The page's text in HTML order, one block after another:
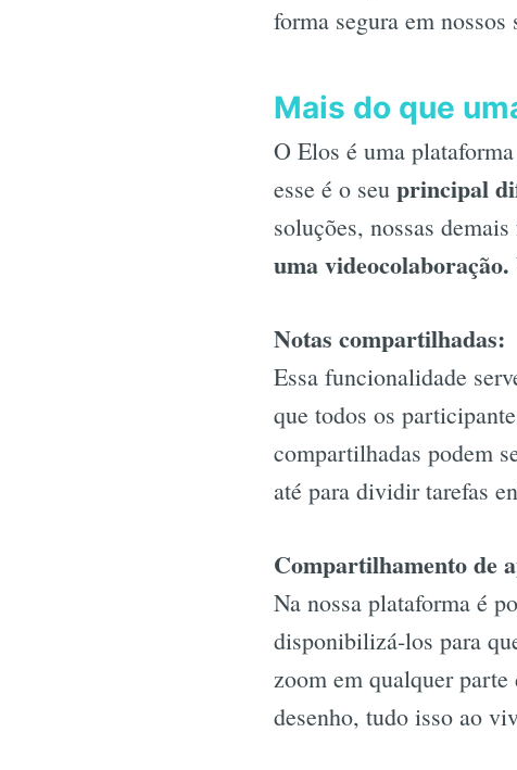
forma segura em nossos
Mais do que
O Elos é uma
esse é o seu principal
soluções, nossas
uma videocolaboração.
Notas compartilhadas:
Essa funcionalidade
que todos os
compartilhadas podem
até para dividir tarefas
Compartilhamento de
Na nossa plataforma é
disponibilizá-los para
zoom em qualquer parte
desenho, tudo isso ao